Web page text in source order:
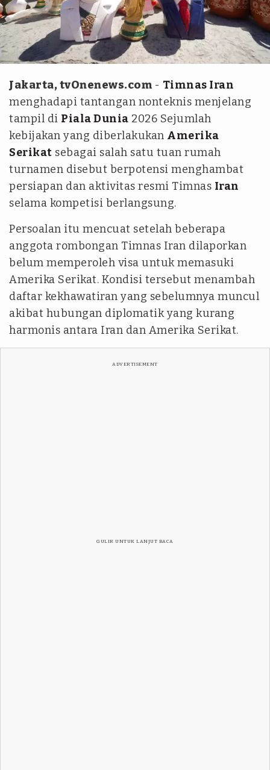
REUTERS/Victor Medina
Jakarta, tvOnenews.com - Timnas Iran
menghadapi tantangan nonteknis menjelang
tampil di Piala Dunia 2026 Sejumlah
kebijakan yang diberlakukan Amerika
Serikat sebagai salah satu tuan rumah
turnamen disebut berpotensi menghambat
persiapan dan aktivitas resmi Timnas Iran
selama kompetisi berlangsung.
Persoalan itu mencuat setelah beberapa
anggota rombongan Timnas Iran dilaporkan
belum memperoleh visa untuk memasuki
Amerika Serikat. Kondisi tersebut menambah
daftar kekhawatiran yang sebelumnya muncul
akibat hubungan diplomatik yang kurang
harmonis antara Iran dan Amerika Serikat.
ADVERTISEMENT
GULIR UNTUK LANJUT BACA